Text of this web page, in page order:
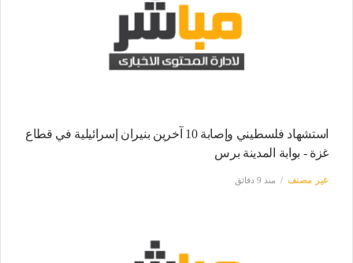
استشهاد فلسطيني وإصابة 10 آخرين بنيران إسرائيلية في قطاع
غزة - بوابة المدينة برس
غير مصنف منذ 9 دقائق